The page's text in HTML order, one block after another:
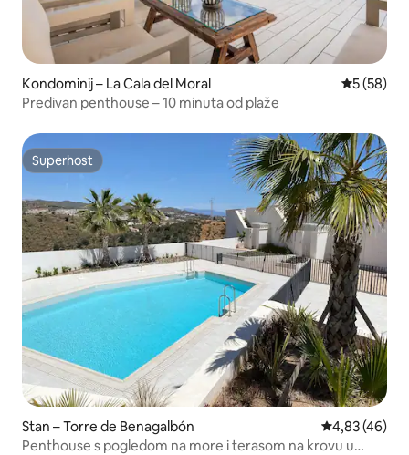
Kondominij – La Cala del Moral Prosječna
5 (58)
Predivan penthouse – 10 minuta od plaže
Superhost
Superhost
Stan – Torre de Benagalbón Prosječna
4,83 (46)
Penthouse s pogledom na more i terasom na krovu u